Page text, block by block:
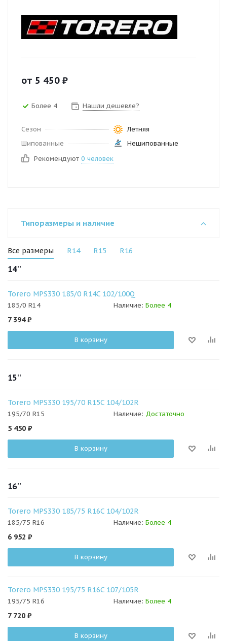
от 5 450 ₽
Более 4 Нашли дешевле?
Сезон
Летняя
Шипованные
Нешипованные
Рекомендуют 0 человек
Типоразмеры и наличие
Все размеры R14 R15 R16
14''
Torero MPS330 185/0 R14C 102/100Q
185/0 R14 Наличие: Более 4
7 394₽
В корзину
15''
Torero MPS330 195/70 R15C 104/102R
195/70 R15 Наличие: Достаточно
5 450 ₽
В корзину
16''
Torero MPS330 185/75 R16C 104/102R
185/75 R16 Наличие: Более 4
6 952 ₽
В корзину
Torero MPS330 195/75 R16C 107/105R
195/75 R16 Наличие: Более 4
7 720 ₽
В корзину